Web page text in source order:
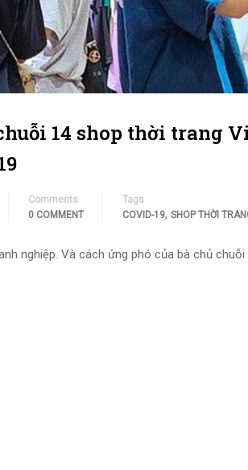
14 shop thời trang
Comments
0 COMMENT
Tags
COVID-19, SHOP THỜI
nghiệp. Và cách ứng phó của bà chủ